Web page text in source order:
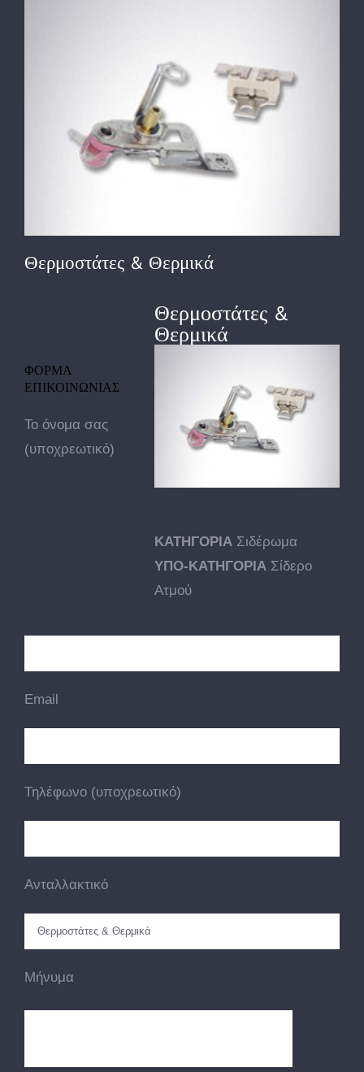
Θερμοστάτες & Θερμικά
Θερμοστάτες &
Θερμικά
ΚΑΤΗΓΟΡΙΑ Σιδέρωμα
ΥΠΟ-ΚΑΤΗΓΟΡΙΑ Σίδερο
Ατμού
ΦΟΡΜΑ
ΕΠΙΚΟΙΝΩΝΙΑΣ
Το όνομα σας
(υποχρεωτικό)
Email
Τηλέφωνο (υποχρεωτικό)
Ανταλλακτικό
Μήνυμα